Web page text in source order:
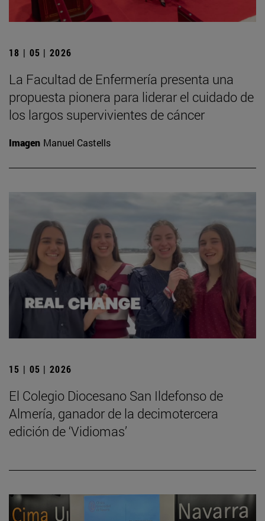
18 | 05 | 2026
La Facultad de Enfermería presenta una
propuesta pionera para liderar el cuidado de
los largos supervivientes de cáncer
Imagen Manuel Castells
15 | 05 | 2026
El Colegio Diocesano San Ildefonso de
Almería, ganador de la decimotercera
edición de ‘Vidiomas’